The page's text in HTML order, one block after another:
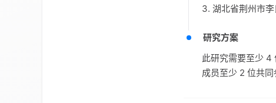
3. 湖北省荆州市李
研究方案
此研究需要至少 4
成员至少 2 位共同